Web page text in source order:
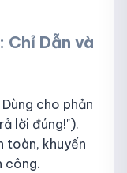
Chỉ Dẫn và
Dùng cho phản
lời đúng!").
toàn, khuyến
công.